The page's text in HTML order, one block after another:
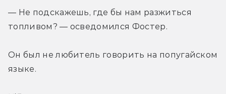
— Не подскажешь, где бы нам разжиться
топливом? — осведомился Фостер.
Он был не любитель говорить на попугайском
языке.